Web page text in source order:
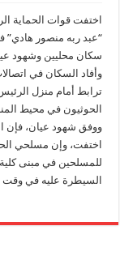
اختفت قوات الحماية
“عبد ربه منصور
سكان محليين وشهود
وأفاد السكان في
ترابط أمام منزل
الحوثيون في محيط
ووفق شهود عيان، فإن
اختفت، وإن مسلحي
للمسلحين في مبنى
السيطرة عليه في وقت